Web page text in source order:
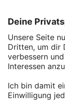
Service
Über DEPOT
Kontakt